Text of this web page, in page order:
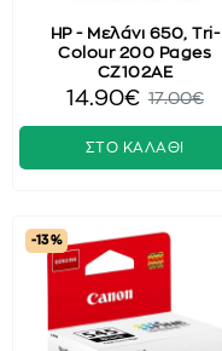
HP - Μελάνι 650, Tri-
Colour 200 Pages
CZ102AE
14.90€ 17.00€
ΣΤΟ ΚΑΛΑΘΙ
-13 %